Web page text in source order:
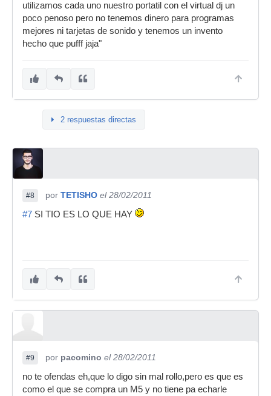
utilizamos cada uno nuestro portatil con el virtual dj un
poco penoso pero no tenemos dinero para programas
mejores ni tarjetas de sonido y tenemos un invento
hecho que pufff jaja"
2 respuestas directas
#8 por TETISHO el 28/02/2011
#7 SI TIO ES LO QUE HAY
#9 por pacomino el 28/02/2011
no te ofendas eh,que lo digo sin mal rollo,pero es que es
como el que se compra un M5 y no tiene pa echarle